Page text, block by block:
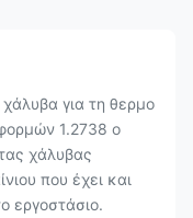
για τη θερμο
1.2738 ο
χάλυβας
που έχει και
εργοστάσιο.